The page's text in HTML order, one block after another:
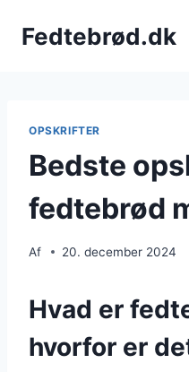
Fedtebrød.dk
OPSKRIFTER
Bedste
fedtebrød
Af 20. december 2024
Hvad er
hvorfor er